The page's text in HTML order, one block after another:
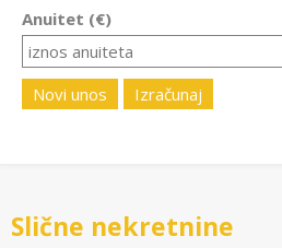
Anuitet (€)
Novi unos Izračunaj
Slične nekretnine